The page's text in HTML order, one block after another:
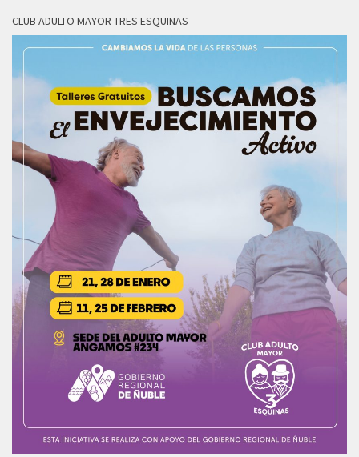
CLUB ADULTO MAYOR TRES ESQUINAS